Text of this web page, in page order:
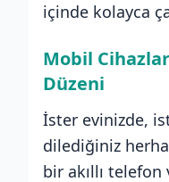
içinde kolayca
Mobil
Düzeni
İster evinizde,
dilediğiniz
bir akıllı